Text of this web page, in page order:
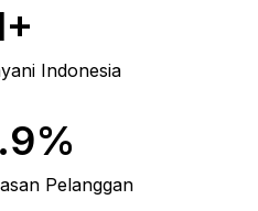
Indonesia
Pelanggan